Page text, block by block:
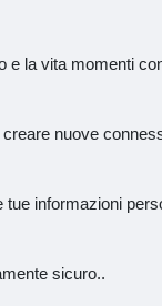
e la vita momenti
nuove
tue informazioni
sicuro..